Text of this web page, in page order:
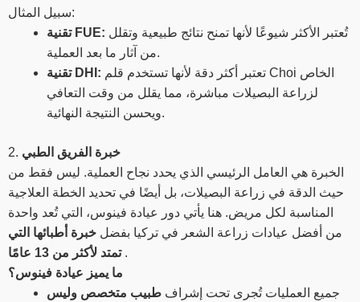
سبيل المثال:
تقنية FUE: تُعتبر الأكثر شيوعًا لأنها تمنح نتائج طبيعية وتقلل
من آثار ما بعد العملية.
تقنية DHI: تعتبر أكثر دقة لأنها تستخدم قلم Choi الخاص
لزراعة البصيلات مباشرة، مما يقلل من وقت التعافي
ويحسن النتيجة النهائية.
2. خبرة الفريق الطبي
الخبرة هي العامل الرئيسي الذي يحدد نجاح العملية. ليس فقط من
حيث الدقة في زراعة البصيلات، بل أيضًا في تحديد الخطة العلاجية
المناسبة لكل مريض. هنا يأتي دور عيادة فينوس، التي تُعد واحدة
من أفضل عيادات زراعة الشعر في تركيا بفضل خبرة أطبائها التي
تمتد لأكثر من 13 عامًا .
ما يميز عيادة فينوس؟
جميع العمليات تُجرى تحت إشراف طبيب متخصص وليس